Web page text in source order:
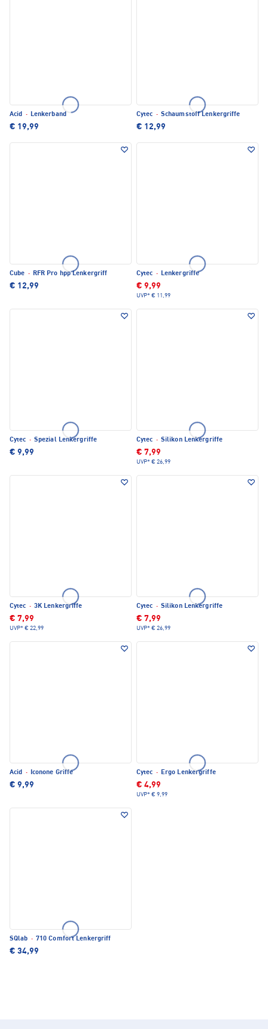
Acid · Lenkerband
€ 19,99
Cytec · Schaumstoff Lenkergriffe
€ 12,99
Cube · RFR Pro hpp Lenkergriff
€ 12,99
Cytec · Lenkergriffe
€ 9,99
UVP* € 11,99
Cytec · Spezial Lenkergriffe
€ 9,99
Cytec · Silikon Lenkergriffe
€ 7,99
UVP* € 26,99
Cytec · 3K Lenkergriffe
€ 7,99
UVP* € 22,99
Cytec · Silikon Lenkergriffe
€ 7,99
UVP* € 26,99
Acid · Iconone Griffe
€ 9,99
Cytec · Ergo Lenkergriffe
€ 4,99
UVP* € 9,99
SQlab · 710 Comfort Lenkergriff
€ 34,99